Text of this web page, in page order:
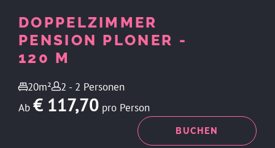
DOPPELZIMMER
PENSION PLONER -
120 M
20m²
2 - 2 Personen
Ab € 117,70 pro Person
BUCHEN